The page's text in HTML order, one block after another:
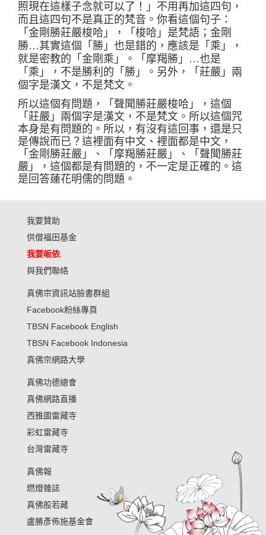
照現在這樣子念就可以了！」不用再加這四句 ，
而且這四句不是真正的梵音。你看這個句子 ：
「 金剛勝莊嚴梭哈 」 ， 「 梭哈 」 是梵語 ； 金剛
勝…其實這個 「 勝 」 也是錯的，應該是 「 乘 」
，
就是密教的 「 金剛乘 」。「 摩羯勝 」…也是
「 乘 」 ，不是勝利的 「 勝 」。 另外 ，「 莊嚴 」 兩
個字是漢文，不是梵文。
所以這個有問題，
「 聲聞勝莊嚴梭哈 」
，這個
「 莊嚴 」 兩個字是漢文，不是梵文。所以這個 咒
本身是有問題的。所以，有沒有這回事，還是只
是傳說而已 ？ 這裡面有中文、裡面都是中文 ，
「 金剛勝莊嚴 」 、 「 摩羯勝莊嚴 」 、 「 聲聞勝莊
嚴 」， 這個都是有問題的，不一定是正確的。這
是回答蓮花明儒的問題。
我要贊助
供僧福田基金
我要皈依
與我們聯絡
真佛宗資訊站臉書群組
Facebook粉絲專頁
TBSN Facebook English
TBSN Facebook Indonesia
真佛宗網路大學
真佛功德總會
真佛網路直播
西雅圖雷藏寺
彩虹雷藏寺
台灣雷藏寺
真佛報
燃燈雜誌
真佛般若藏
盧勝彥佈施基金會